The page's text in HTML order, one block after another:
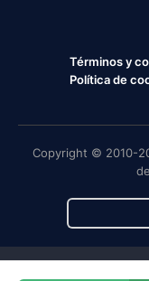
Términos y
Política de
Copyright © 2010-